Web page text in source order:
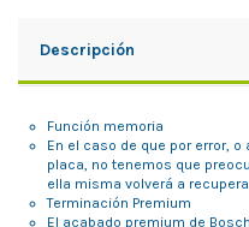
Descripción
Función memoria
En el caso de que por error,
placa, no tenemos que
ella misma volverá a
Terminación Premium
El acabado premium de